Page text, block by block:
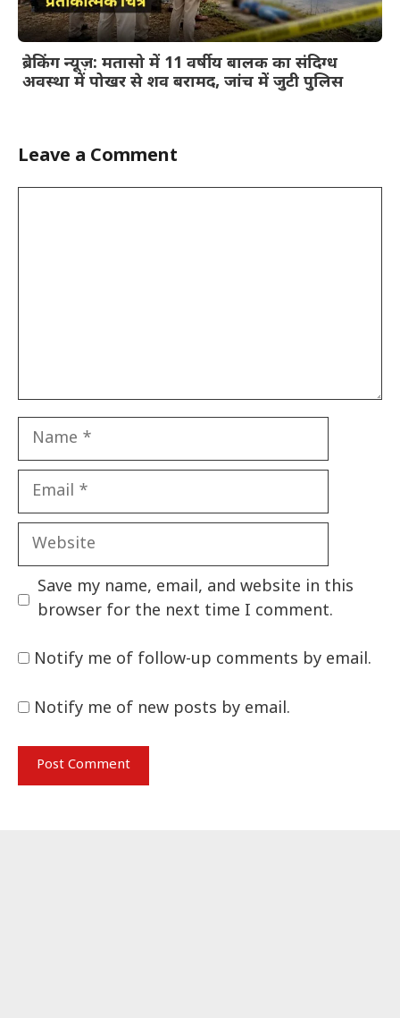
ब्रेकिंग न्यूज़: मतासो में 11 वर्षीय बालक का संदिग्ध
अवस्था में पोखर से शव बरामद, जांच में जुटी पुलिस
Leave a Comment
Name
Email
Website
Save my name, email, and website in this
browser for the next time I comment.
Notify me of follow-up comments by email.
Notify me of new posts by email.